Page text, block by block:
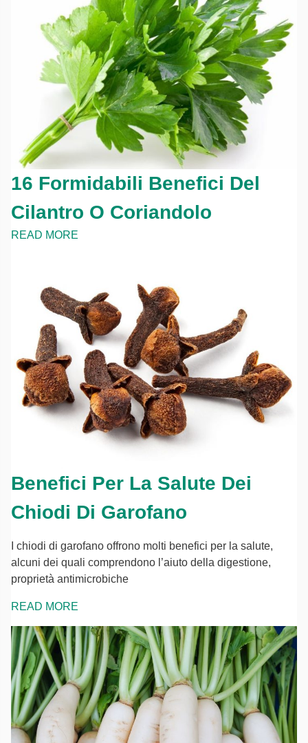
16 Formidabili Benefici Del
Cilantro O Coriandolo
READ MORE
Benefici Per La Salute Dei
Chiodi Di Garofano
I chiodi di garofano offrono molti benefici per la salute,
alcuni dei quali comprendono l’aiuto della digestione,
proprietà antimicrobiche
READ MORE